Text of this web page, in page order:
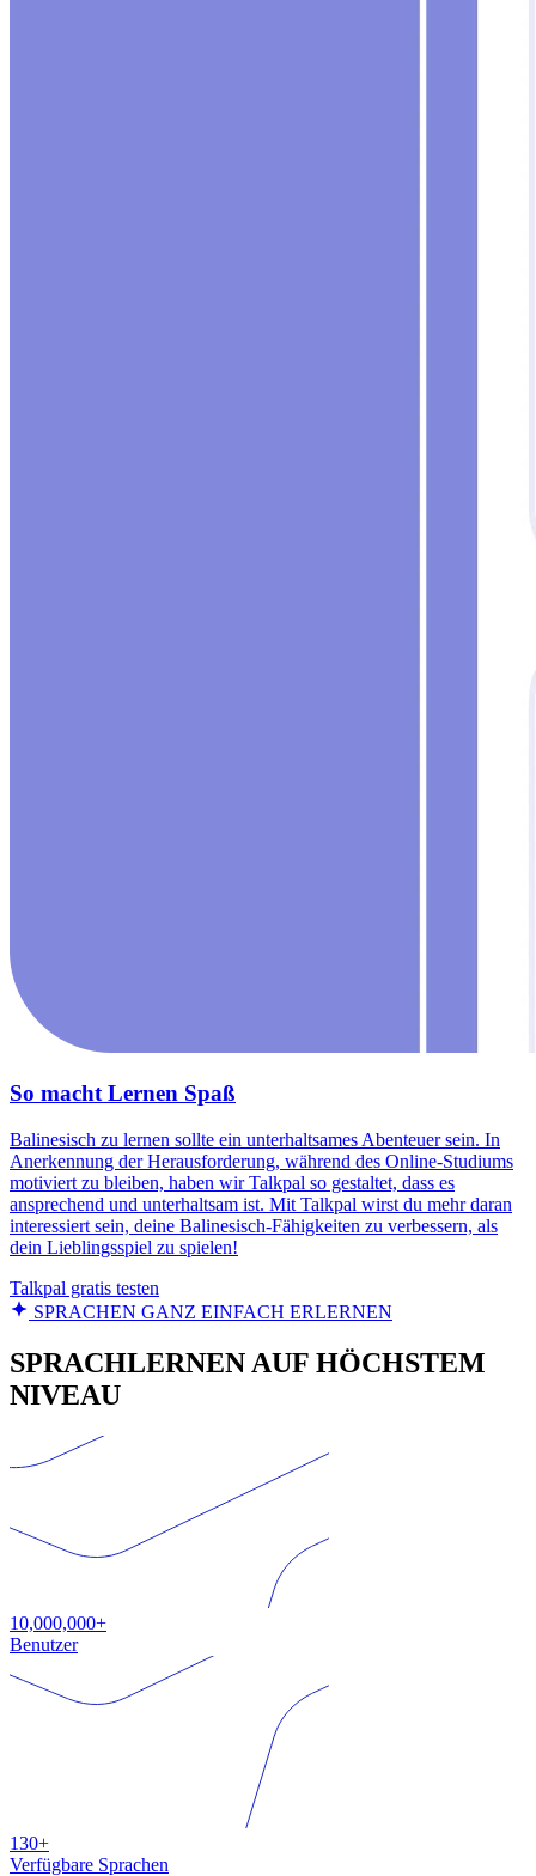
So macht Lernen Spaß
Balinesisch zu lernen sollte ein unterhaltsames Abenteuer sein. In
Anerkennung der Herausforderung, während des Online-Studiums
motiviert zu bleiben, haben wir Talkpal so gestaltet, dass es
ansprechend und unterhaltsam ist. Mit Talkpal wirst du mehr daran
interessiert sein, deine Balinesisch-Fähigkeiten zu verbessern, als
dein Lieblingsspiel zu spielen!
Talkpal gratis testen
SPRACHEN GANZ EINFACH ERLERNEN
SPRACHLERNEN AUF HÖCHSTEM
NIVEAU
10,000,000+
Benutzer
130+
Verfügbare Sprachen